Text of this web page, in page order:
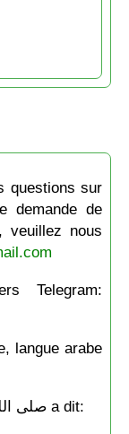
questions sur
demande de
veuillez nous
Telegram:
langue arabe
Le Messager de Allâh صلى الله عليه وسلّم a dit: